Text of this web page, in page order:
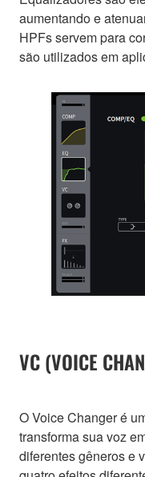
aumentando e
HPFs servem para
são utilizados em
VC (VOICE
O Voice Changer é
transforma sua voz
diferentes gêneros e